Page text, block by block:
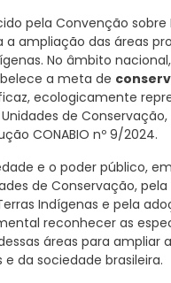
pela Convenção sobre
a ampliação das áreas
No âmbito
a meta de
ecologicamente
de Conservação,
CONABIO nº 9/2024.
e o poder público,
de Conservação, pela
Indígenas e pela
reconhecer as
áreas para ampliar
da sociedade brasileira.